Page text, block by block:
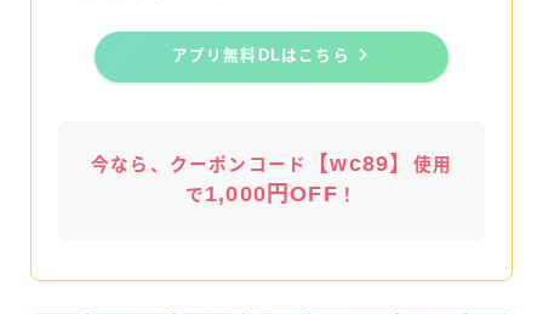
アプリ無料DLはこちら
今なら、クーポンコード 【wc89】
使用
で1,000円OFF ！